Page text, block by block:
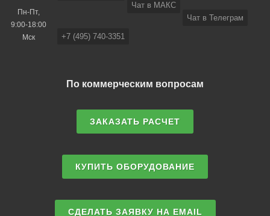
Пн-Пт,
9:00-18:00
Мск
Чат в МАКС
Чат в Телеграм
+7 (495) 740-3351
По коммерческим вопросам
ЗАКАЗАТЬ РАСЧЕТ
КУПИТЬ ОБОРУДОВАНИЕ
СДЕЛАТЬ ЗАЯВКУ НА EMAIL